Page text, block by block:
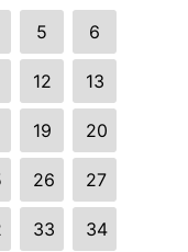
5 6
12 13
19 20
26 27
33 34